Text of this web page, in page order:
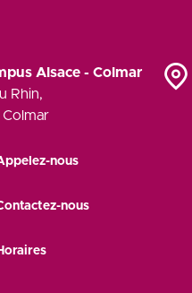
Alsace - Colmar
Rhin,
Colmar
nous
nous